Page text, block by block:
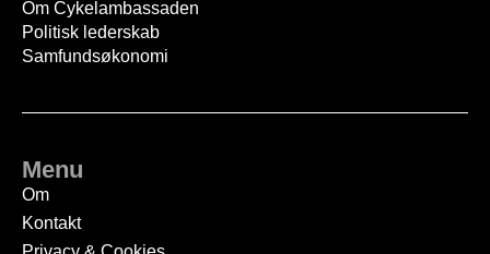
Om Cykelambassaden
Politisk lederskab
Samfundsøkonomi
Menu
Om
Kontakt